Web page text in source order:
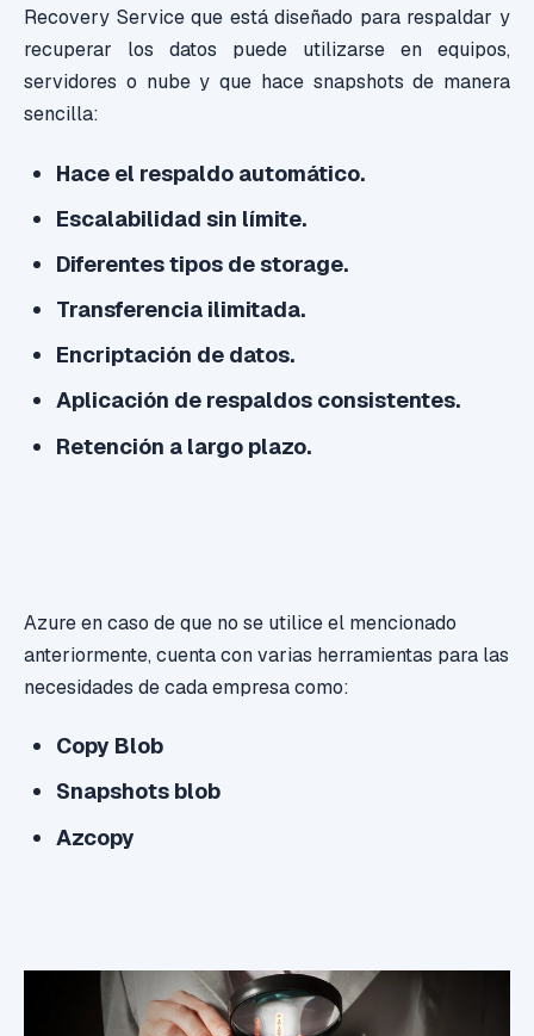
Recovery Service que está diseñado para respaldar y
recuperar los datos puede utilizarse en equipos,
servidores o nube y que hace snapshots de manera
sencilla:
Hace el respaldo automático.
Escalabilidad sin límite.
Diferentes tipos de storage.
Transferencia ilimitada.
Encriptación de datos.
Aplicación de respaldos consistentes.
Retención a largo plazo.
Azure en caso de que no se utilice el mencionado
anteriormente, cuenta con varias herramientas para las
necesidades de cada empresa como:
Copy Blob
Snapshots blob
Azcopy